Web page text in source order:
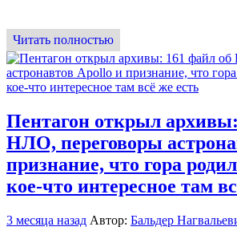
Читать полностью
Пентагон открыл
НЛО, переговоры
признание, что гора
кое-что интересное там
3 месяца назад Автор: Бальдер